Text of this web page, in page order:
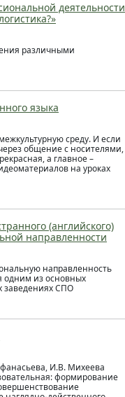
деятельности
различными
языка
среду. И если
общение с носителями,
а главное –
на уроках
(английского)
направленности
направленность
одним из основных
заведениях СПО
И.В. Михеева
формирование